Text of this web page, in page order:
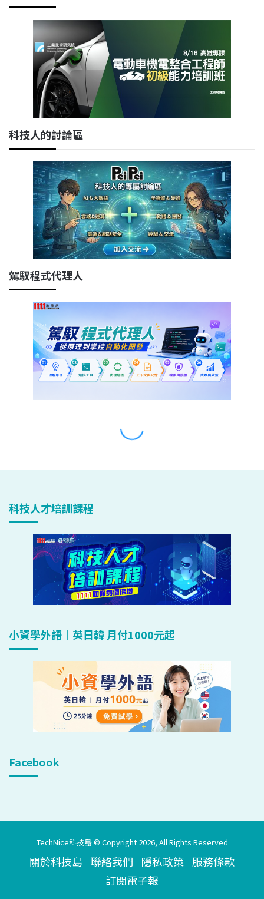
科技人才培訓課程
小資學外語｜英日韓 月付1000元起
Facebook
TechNice科技島 © Copyright 2026, All Rights Reserved
關於科技島 聯絡我們 隱私政策 服務條款
訂閱電子報